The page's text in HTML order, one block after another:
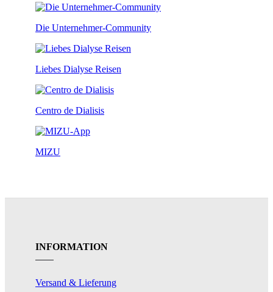
Die Unternehmer-Community
Liebes Dialyse Reisen
Centro de Dialisis
MIZU
INFORMATION
Versand & Lieferung